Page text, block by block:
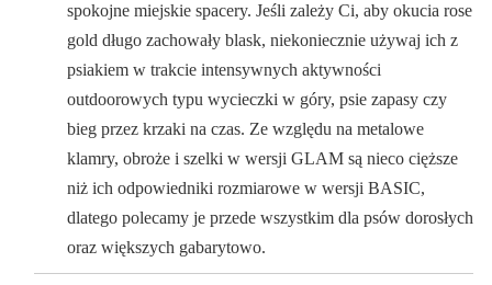
spokojne miejskie spacery. Jeśli zależy Ci, aby okucia rose
gold długo zachowały blask, niekoniecznie używaj ich z
psiakiem w trakcie intensywnych aktywności
outdoorowych typu wycieczki w góry, psie zapasy czy
bieg przez krzaki na czas. Ze względu na metalowe
klamry, obroże i szelki w wersji GLAM są nieco cięższe
niż ich odpowiedniki rozmiarowe w wersji BASIC,
dlatego polecamy je przede wszystkim dla psów dorosłych
oraz większych gabarytowo.